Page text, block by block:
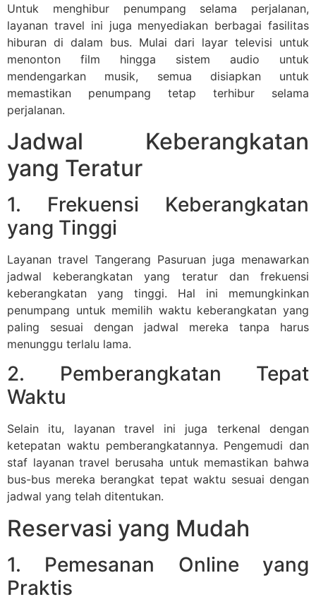
Untuk menghibur penumpang selama perjalanan,
layanan travel ini juga menyediakan berbagai fasilitas
hiburan di dalam bus. Mulai dari layar televisi untuk
menonton film hingga sistem audio untuk
mendengarkan musik, semua disiapkan untuk
memastikan penumpang tetap terhibur selama
perjalanan.
Jadwal Keberangkatan
yang Teratur
1. Frekuensi Keberangkatan
yang Tinggi
Layanan travel Tangerang Pasuruan juga menawarkan
jadwal keberangkatan yang teratur dan frekuensi
keberangkatan yang tinggi. Hal ini memungkinkan
penumpang untuk memilih waktu keberangkatan yang
paling sesuai dengan jadwal mereka tanpa harus
menunggu terlalu lama.
2. Pemberangkatan Tepat
Waktu
Selain itu, layanan travel ini juga terkenal dengan
ketepatan waktu pemberangkatannya. Pengemudi dan
staf layanan travel berusaha untuk memastikan bahwa
bus-bus mereka berangkat tepat waktu sesuai dengan
jadwal yang telah ditentukan.
Reservasi yang Mudah
1. Pemesanan Online yang
Praktis